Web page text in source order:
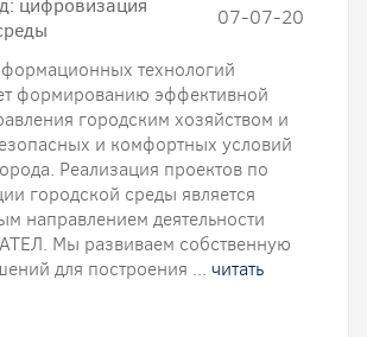
цифровизация
07-07-20
технологий
формированию эффективной
городским хозяйством и
и комфортных условий
Реализация проектов по
городской среды является
направлением деятельности
Мы развиваем собственную
для построения ... читать